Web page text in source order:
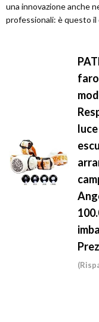
una innovazione anche
professionali: è questo